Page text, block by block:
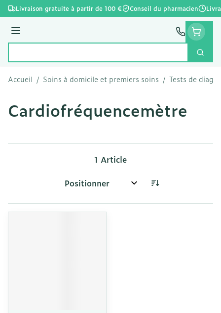
Aller au contenu
Livraison gratuite à partir de 100 € Conseil du pharmacien
Menu
Accueil / Soins à domicile et premiers soins / Tests de
Cardiofréquencemètre
1 Article
Trier par: